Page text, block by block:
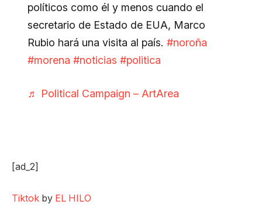
políticos como él y menos cuando el
secretario de Estado de EUA, Marco
Rubio hará una visita al país. #noroña
#morena #noticias #politica
♬ Political Campaign – ArtArea
[ad_2]
Tiktok by EL HILO